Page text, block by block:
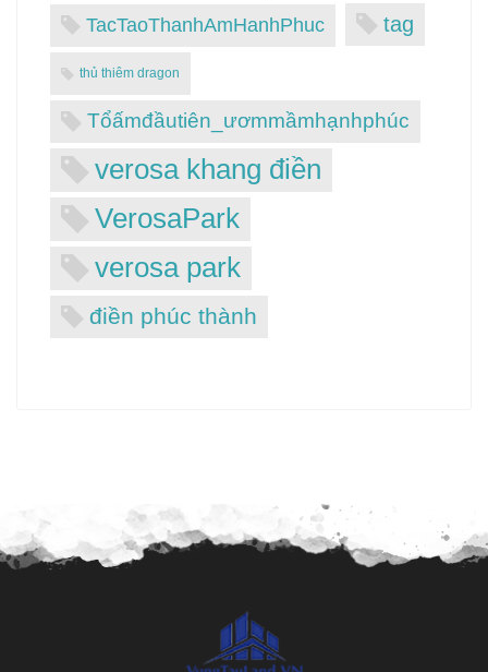
TacTaoThanhAmHanhPhuc tag
thủ thiêm dragon
Tổấmđầutiên_ươmmầmhạnhphúc
verosa khang điền
VerosaPark
verosa park
điền phúc thành